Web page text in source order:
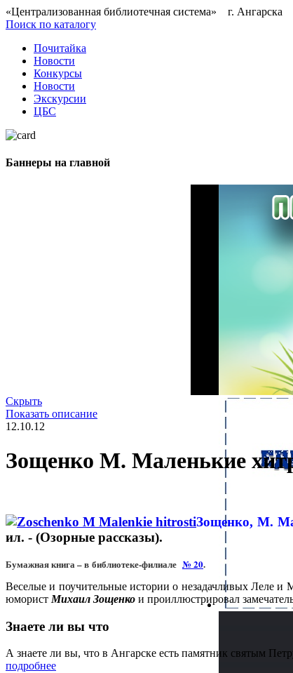
«Централизованная библиотечная система» г. Ангарска
Поиск по каталогу
Почитайка
Новости
Конкурсы
Новости
Экскурсии
ЦБС
Баннеры на главной
Скрыть
Показать описание
12.10.12
Зощенко М. Маленькие
Зощенко, М.
ил. - (Озорные рассказы).
Бумажная книга – в библиотеке-филиале № 20.
Веселые и поучительные истории о незадачливых Леле и
юморист Михаил Зощенко и проиллюстрировал
Знаете ли вы что
А знаете ли вы, что в Ангарске есть памятник святым
подробнее